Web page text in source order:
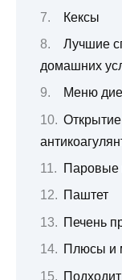
Кексы
Лучшие
домашних
Меню
Паровые
Паштет
Печень
Плюсы и